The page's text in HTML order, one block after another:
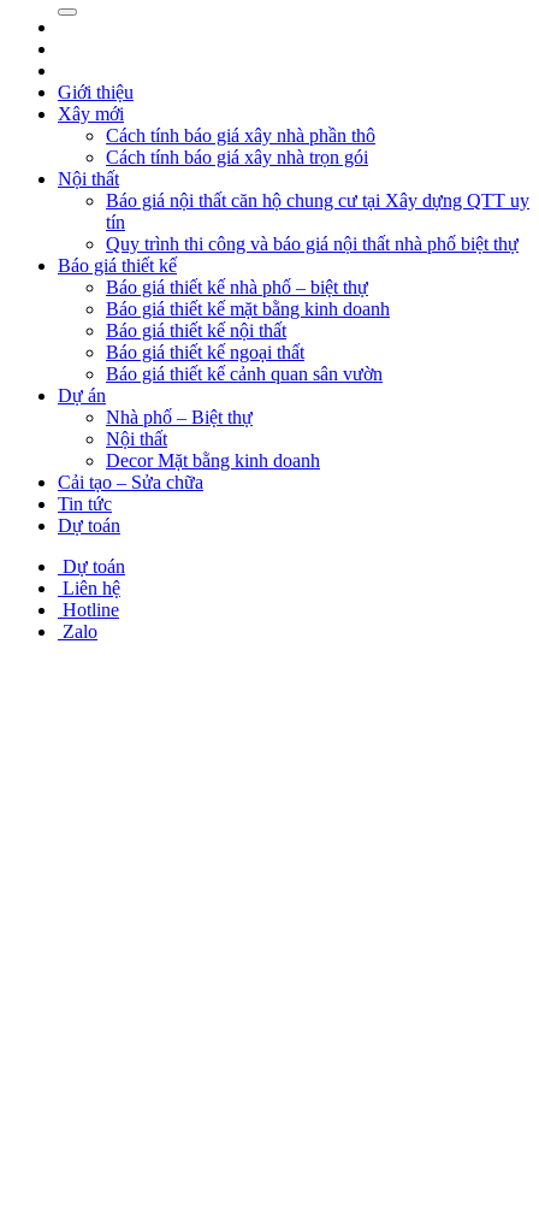
Giới thiệu
Xây mới
Cách tính báo giá xây nhà phần thô
Cách tính báo giá xây nhà trọn gói
Nội thất
Báo giá nội thất căn hộ chung cư tại Xây dựng QTT uy
tín
Quy trình thi công và báo giá nội thất nhà phố biệt thự
Báo giá thiết kế
Báo giá thiết kế nhà phố – biệt thự
Báo giá thiết kế mặt bằng kinh doanh
Báo giá thiết kế nội thất
Báo giá thiết kế ngoại thất
Báo giá thiết kế cảnh quan sân vườn
Dự án
Nhà phố – Biệt thự
Nội thất
Decor Mặt bằng kinh doanh
Cải tạo – Sửa chữa
Tin tức
Dự toán
Dự toán
Liên hệ
Hotline
Zalo